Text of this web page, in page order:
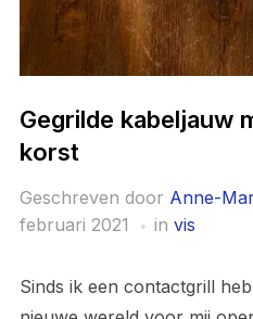
Gegrilde kabeljauw
korst
Geschreven door Anne-
februari 2021
in vis
Sinds ik een contactgrill